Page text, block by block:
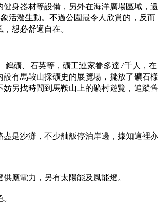
身器材等設備，另外在海洋廣場區域，還
活潑生動。不過公園最令人欣賞的，反而
想必舒適自在。
鎢礦、石英等，礦工連家眷多達7千人，在
有馬鞍山採礦史的展覽場，擺放了礦石樣
另找時間到馬鞍山上的礦村遊覽，追蹤舊
是沙灘，不少舢舨停泊岸邊，據知這裡亦
應電力，另有太陽能及風能燈。